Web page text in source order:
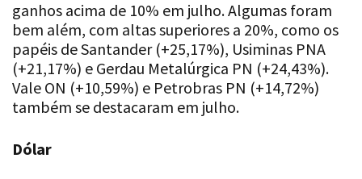
ganhos acima de 10% em julho. Algumas foram
bem além, com altas superiores a 20%, como os
papéis de Santander (+25,17%), Usiminas PNA
(+21,17%) e Gerdau Metalúrgica PN (+24,43%).
Vale ON (+10,59%) e Petrobras PN (+14,72%)
também se destacaram em julho.
Dólar